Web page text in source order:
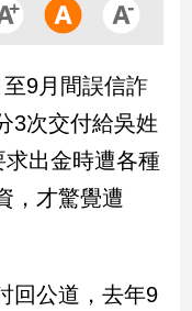
9月間誤信詐
3次交付給吳姓
出金時遭各種
，才驚覺遭
回公道，去年9